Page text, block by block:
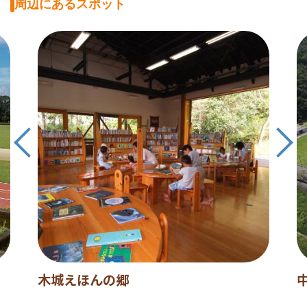
周辺にあるスポット
木城えほんの郷